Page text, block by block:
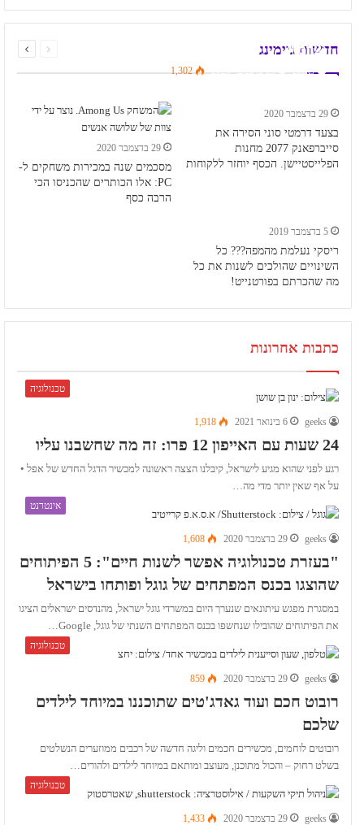
חדשות גיימינג
(עדכון)
geeks 29 בדצמבר 2020 1,302
29 בדצמבר 2020
בצעד דרמטי סוני הסירה את
סייברפאנק 2077 מחנות
הפלייסטיישן. הכסף יוחזר ללקוחות
29 בדצמבר 2020
מסכמים שנה במכירות משחקים ל-
PC: אלו הכותרים שהכניסו הכי
הרבה כסף
5 בדצמבר 2019
ריסקי נעלמת מהמפה??? כל
השינויים שהולכים לשנות את כל
מה שהכרתם בפורטנייט!
כתבות אחרונות
טכנולוגיה
geeks 6 בינואר 2021 1,918
24 שעות עם האייפון 12 פרו: זה מה שחשבנו עליו
רגע לפני שהוא מגיע לישראל, קיבלנו הצצה ראשונה למכשיר הדגל החדש של אפל •
על אף שאין יותר מדי מה…
אינטרנט
geeks 29 בדצמבר 2020 1,608
"בעזרת טכנולוגיה אפשר לשנות חיים": 5 הפיתוחים
שהוצגו בכנס המפתחים של גוגל ופותחו בישראל
במסגרת מפגש עיתונאים שנערך היום במשרדי גוגל ישראל, מהנדסים ישראלים הציגו
את הפיתוחים שהובילו שנחשפו בכנס המפתחים השנתי של גוגל, Google…
טכנולוגיה
geeks 29 בדצמבר 2020 859
רובוט חכם ועוד גאדג'טים שתוכננו במיוחד לילדים
שלכם
רובוטים לוחמים, מכשירים חכמים וליגה חדשה של רכבים ממוזערים הנשלטים
בשלט רחוק – והכול מתוכנן, מעוצב ומותאם במיוחד לילדים ולהורים…
טכנולוגיה
geeks 29 בדצמבר 2020 1,433